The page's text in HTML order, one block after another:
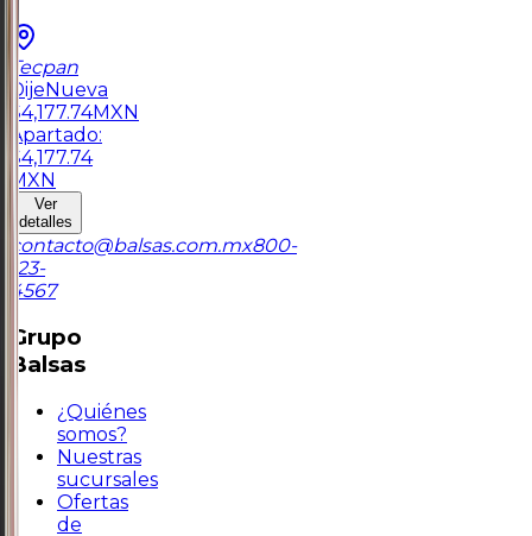
Tecpan
DijeNueva
$4,177.74MXN
Apartado:
$4,177.74
MXN
Ver
detalles
contacto@balsas.com.mx800-
123-
4567
Grupo
Balsas
¿Quiénes
somos?
Nuestras
sucursales
Ofertas
de